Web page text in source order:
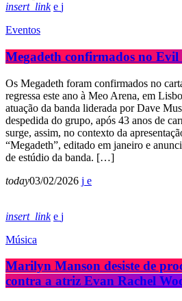
insert_link
Eventos
Megadeth confirmados no
Os Megadeth foram confirmados no
regressa este ano à Meo Arena, em
atuação da banda liderada por Dave
despedida do grupo, após 43 anos de
surge, assim, no contexto da
“Megadeth”, editado em janeiro e
de estúdio da banda. […]
today03/02/2026
insert_link
Música
Marilyn Manson desiste de
contra a atriz Evan Rachel